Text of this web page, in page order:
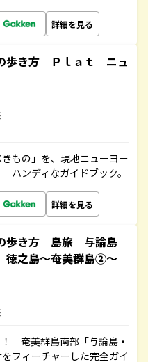
詳細を見る
歩き方 Ｐｌａｔ ニュ
もの」を、現地ニューヨー
ンディなガイドブック。
詳細を見る
歩き方 島旅 与論島
之島～奄美群島②～
奄美群島南部「与論島・
フィーチャーした完全ガイ